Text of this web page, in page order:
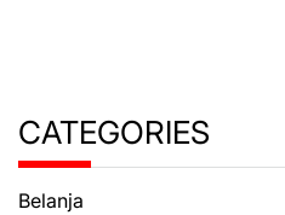
CATEGORIES
Belanja